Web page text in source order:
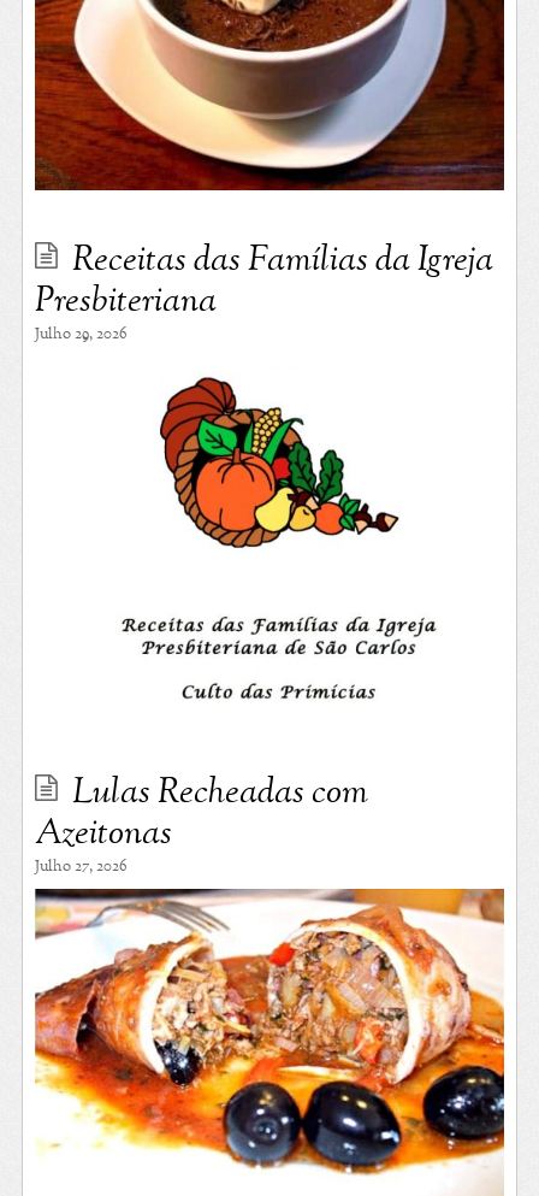
Receitas das Famílias da Igreja
Presbiteriana
Julho 29, 2026
Lulas Recheadas com
Azeitonas
Julho 27, 2026